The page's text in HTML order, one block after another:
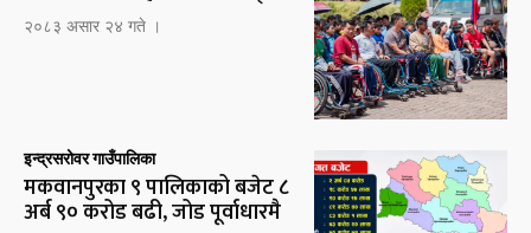
२०८३ असार २४ गते ।
इन्द्रसरोवर गाउँपालिका
मकवानपुरका ९ पालिकाको बजेट ८
अर्ब ९० करोड बढी, जोड पूर्वाधारमै